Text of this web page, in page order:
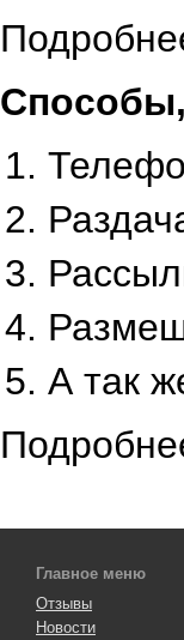
А так
Главное меню
Отзывы
Новости